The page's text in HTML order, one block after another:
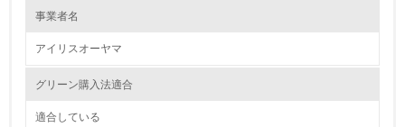
事業者名
アイリスオーヤマ
グリーン購入法適合
適合している